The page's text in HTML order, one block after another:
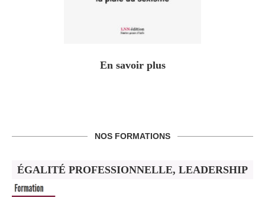
En savoir plus
NOS FORMATIONS
ÉGALITÉ PROFESSIONNELLE, LEADERSHIP